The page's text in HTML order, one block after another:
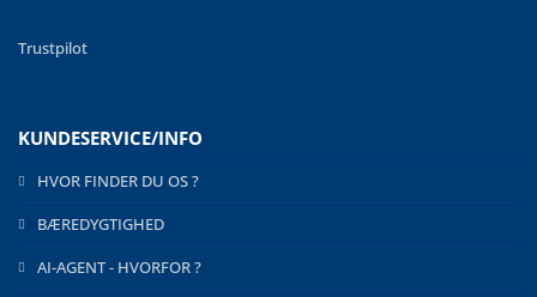
Trustpilot
KUNDESERVICE/INFO
HVOR FINDER DU OS ?
BÆREDYGTIGHED
AI-AGENT - HVORFOR ?